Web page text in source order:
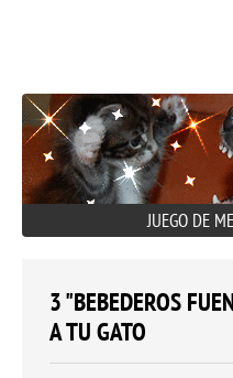
JUEGO DE
3 "BEBEDEROS
A TU GATO